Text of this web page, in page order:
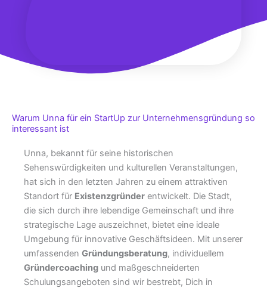
Warum Unna für ein StartUp zur Unternehmensgründung so
interessant ist
Unna, bekannt für seine historischen
Sehenswürdigkeiten und kulturellen Veranstaltungen,
hat sich in den letzten Jahren zu einem attraktiven
Standort für Existenzgründer entwickelt. Die Stadt,
die sich durch ihre lebendige Gemeinschaft und ihre
strategische Lage auszeichnet, bietet eine ideale
Umgebung für innovative Geschäftsideen. Mit unserer
umfassenden Gründungsberatung, individuellem
Gründercoaching und maßgeschneiderten
Schulungsangeboten sind wir bestrebt, Dich in